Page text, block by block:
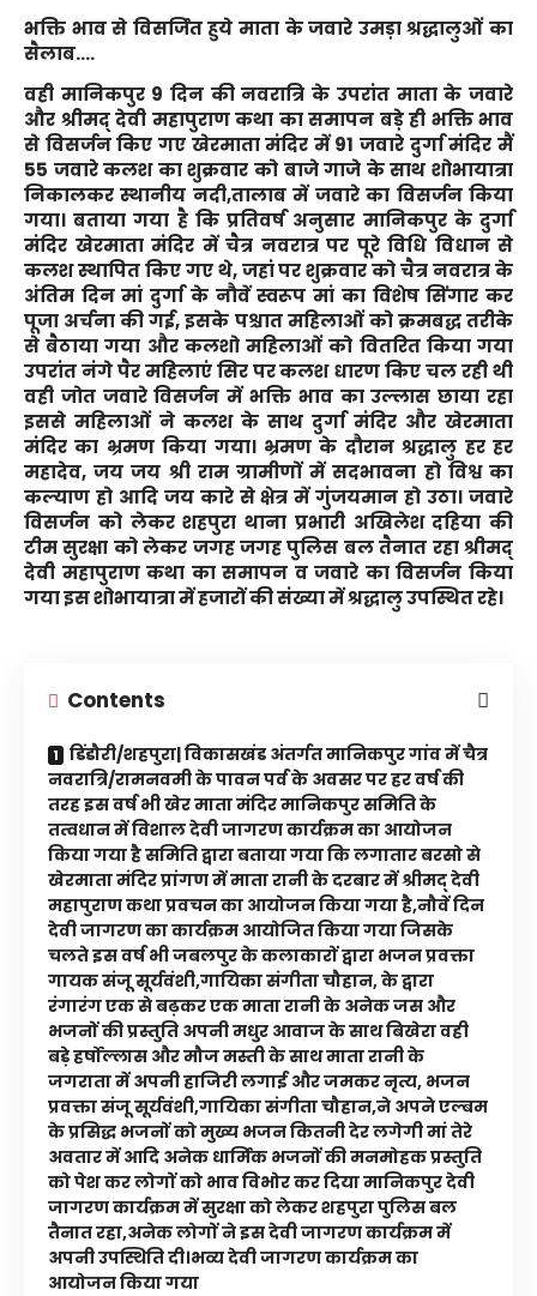
भक्ति भाव से विसर्जित हुये माता के जवारे उमड़ा श्रद्धालुओं का
सैलाब….
वही मानिकपुर 9 दिन की नवरात्रि के उपरांत माता के जवारे
और श्रीमद् देवी महापुराण कथा का समापन बड़े ही भक्ति भाव
से विसर्जन किए गए खेरमाता मंदिर में 91 जवारे दुर्गा मंदिर मैं
55 जवारे कलश का शुक्रवार को बाजे गाजे के साथ शोभायात्रा
निकालकर स्थानीय नदी,तालाब में जवारे का विसर्जन किया
गया। बताया गया है कि प्रतिवर्ष अनुसार मानिकपुर के दुर्गा
मंदिर खेरमाता मंदिर में चैत्र नवरात्र पर पूरे विधि विधान से
कलश स्थापित किए गए थे, जहां पर शुक्रवार को चैत्र नवरात्र के
अंतिम दिन मां दुर्गा के नौवें स्वरूप मां का विशेष सिंगार कर
पूजा अर्चना की गई, इसके पश्चात महिलाओं को क्रमबद्ध तरीके
से बैठाया गया और कलशो महिलाओं को वितरित किया गया
उपरांत नंगे पैर महिलाएं सिर पर कलश धारण किए चल रही थी
वही जोत जवारे विसर्जन में भक्ति भाव का उल्लास छाया रहा
इससे महिलाओं ने कलश के साथ दुर्गा मंदिर और खेरमाता
मंदिर का भ्रमण किया गया। भ्रमण के दौरान श्रद्धालु हर हर
महादेव, जय जय श्री राम ग्रामीणों में सदभावना हो विश्व का
कल्याण हो आदि जय कारे से क्षेत्र में गुंजयमान हो उठा। जवारे
विसर्जन को लेकर शहपुरा थाना प्रभारी अखिलेश दहिया की
टीम सुरक्षा को लेकर जगह जगह पुलिस बल तैनात रहा श्रीमद्
देवी महापुराण कथा का समापन व जवारे का विसर्जन किया
गया इस शोभायात्रा में हजारों की संख्या में श्रद्धालु उपस्थित रहे।
Contents
डिंडौरी/शहपुरा| विकासखंड अंतर्गत मानिकपुर गांव में चैत्र
नवरात्रि/रामनवमी के पावन पर्व के अवसर पर हर वर्ष की
तरह इस वर्ष भी खेर माता मंदिर मानिकपुर समिति के
तत्वधान में विशाल देवी जागरण कार्यक्रम का आयोजन
किया गया है समिति द्वारा बताया गया कि लगातार बरसो से
खेरमाता मंदिर प्रांगण में माता रानी के दरबार में श्रीमद् देवी
महापुराण कथा प्रवचन का आयोजन किया गया है,नौवें दिन
देवी जागरण का कार्यक्रम आयोजित किया गया जिसके
चलते इस वर्ष भी जबलपुर के कलाकारों द्वारा भजन प्रवक्ता
गायक संजू सूर्यवंशी,गायिका संगीता चौहान, के द्वारा
रंगारंग एक से बढ़कर एक माता रानी के अनेक जस और
भजनों की प्रस्तुति अपनी मधुर आवाज के साथ बिखेरा वही
बड़े हर्षोल्लास और मौज मस्ती के साथ माता रानी के
जगराता में अपनी हाजिरी लगाई और जमकर नृत्य, भजन
प्रवक्ता संजू सूर्यवंशी,गायिका संगीता चौहान,ने अपने एल्बम
के प्रसिद्ध भजनों को मुख्य भजन कितनी देर लगेगी मां तेरे
अवतार में आदि अनेक धार्मिक भजनों की मनमोहक प्रस्तुति
को पेश कर लोगों को भाव विभोर कर दिया मानिकपुर देवी
जागरण कार्यक्रम में सुरक्षा को लेकर शहपुरा पुलिस बल
तैनात रहा,अनेक लोगों ने इस देवी जागरण कार्यक्रम में
अपनी उपस्थिति दी।भव्य देवी जागरण कार्यक्रम का
आयोजन किया गया